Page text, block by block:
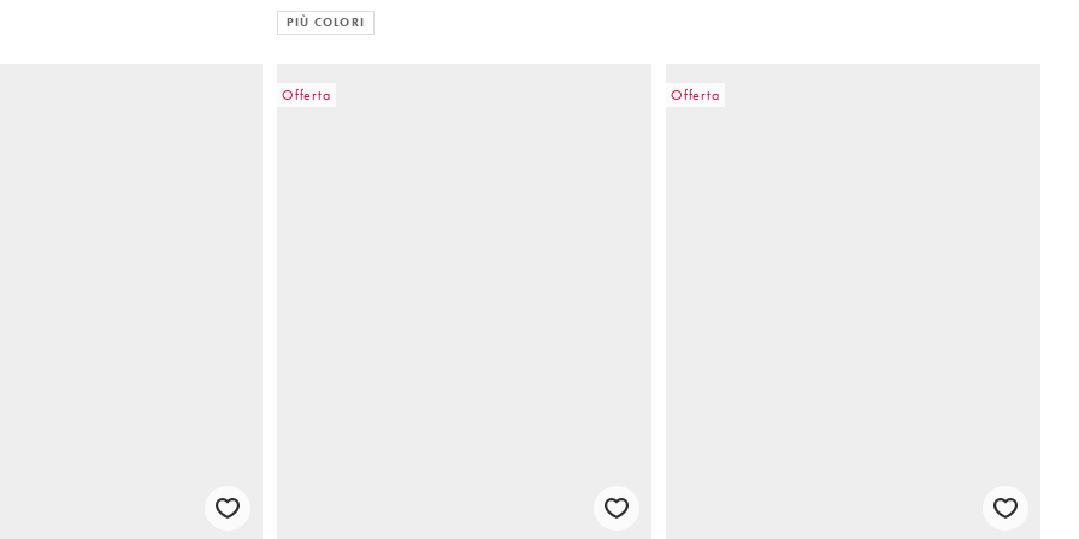
PIÙ COLORI
Offerta Offerta